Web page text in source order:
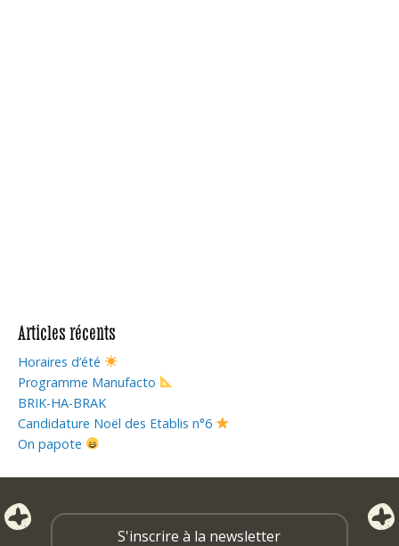
Articles récents
Horaires d’été
Programme Manufacto
BRIK-HA-BRAK
Candidature Noël des Etablis n°6
On papote
S'inscrire à la newsletter